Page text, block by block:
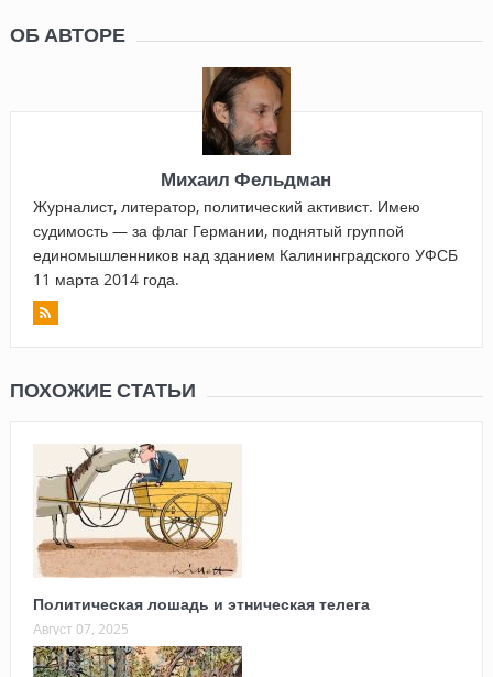
ОБ АВТОРЕ
Михаил Фельдман
Журналист, литератор, политический активист. Имею
судимость — за флаг Германии, поднятый группой
единомышленников над зданием Калининградского УФСБ
11 марта 2014 года.
ПОХОЖИЕ СТАТЬИ
Политическая лошадь и этническая телега
Август 07, 2025